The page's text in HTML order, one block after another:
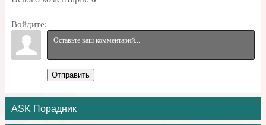
Войдите:
Отправить
ASK Порадник